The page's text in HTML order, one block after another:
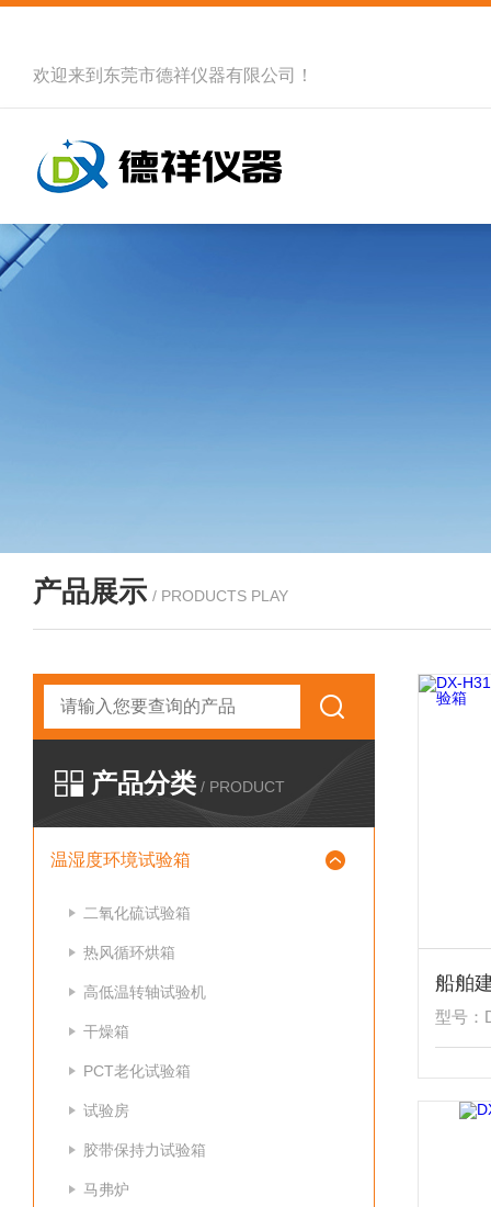
欢迎来到 东莞市德祥仪器有限公司 ！
产品展示 / PRODUCTS PLAY
产品分类 / PRODUCT
温湿度环境试验箱
二氧化硫试验箱
热风循环烘箱
高低温转轴试验机
干燥箱
PCT老化试验箱
试验房
胶带保持力试验箱
马弗炉
型号：